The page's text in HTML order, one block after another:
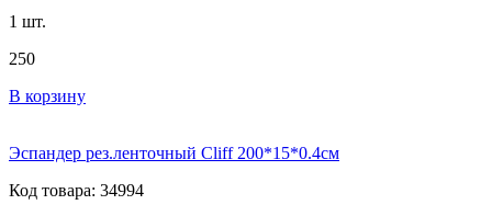
1 шт.
250
В корзину
Эспандер рез.ленточный Cliff 200*15*0.4см
Код товара: 34994